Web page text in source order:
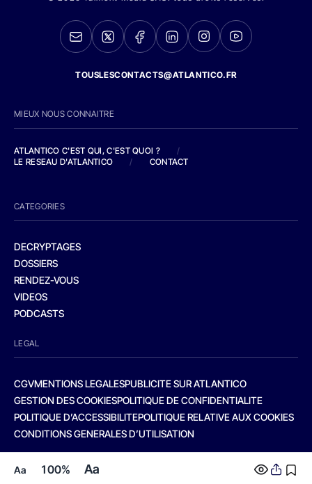
Aa 100% Aa
TOUSLESCONTACTS@ATLANTICO.FR
MIEUX NOUS CONNAITRE
ATLANTICO C'EST QUI, C'EST QUOI ?
/
LE RESEAU D'ATLANTICO
/ CONTACT
CATEGORIES
DECRYPTAGES
DOSSIERS
RENDEZ-VOUS
VIDEOS
PODCASTS
LEGAL
CGVMENTIONS LEGALESPUBLICITE SUR ATLANTICO
GESTION DES COOKIESPOLITIQUE DE CONFIDENTIALITE
POLITIQUE D’ACCESSIBILITEPOLITIQUE RELATIVE AUX COOKIES
CONDITIONS GENERALES D’UTILISATION